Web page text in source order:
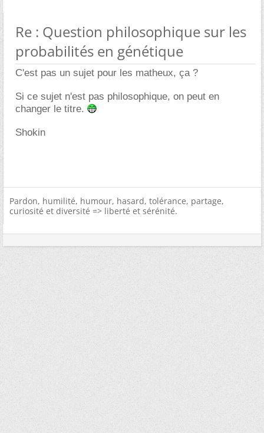
Re : Question philosophique sur les
probabilités en génétique
C'est pas un sujet pour les matheux, ça ?
Si ce sujet n'est pas philosophique, on peut en
changer le titre.
Shokin
Pardon, humilité, humour, hasard, tolérance, partage,
curiosité et diversité => liberté et sérénité.